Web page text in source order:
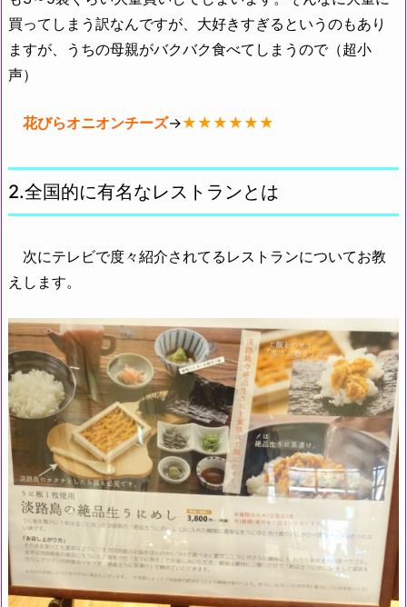
買ってしまう訳なんですが、大好きすぎるというのもあり
ますが、うちの母親がバクバク食べてしまうので（超小
声）
花びらオニオンチーズ→★★★★★★
2.全国的に有名なレストランとは
次にテレビで度々紹介されてるレストランについてお教
えします。